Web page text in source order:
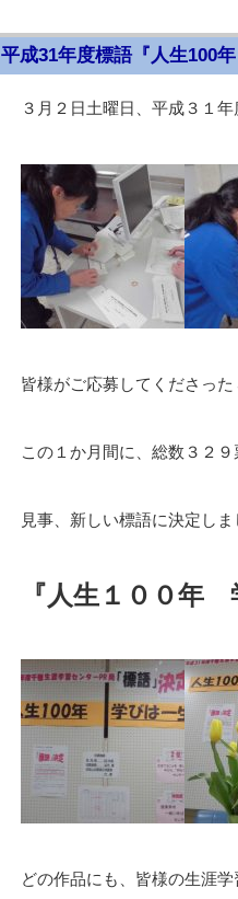
平成31年度標語『人生100
３月２日土曜日、平成３１
皆様がご応募してくださっ
この１か月間に、総数３２
見事、新しい標語に決定し
『人生１００年
どの作品にも、皆様の生涯